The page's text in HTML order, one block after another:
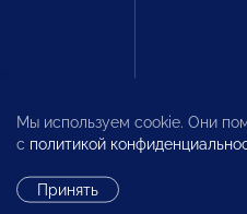
Мы используем cookie. Они
с политикой
Принять